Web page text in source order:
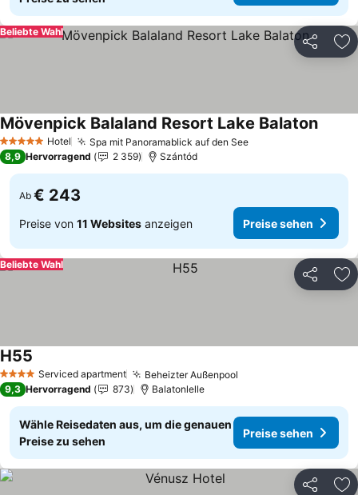
Teilen
Beliebte Wahl
5 Sterne Hotel Spa mit Panoramablick auf den SeePreise sehen
Mövenpick Balaland Resort Lake BalatonPreise
8,9 Hervorragend 2 359 Szántód
Ab € 243
Preise von 11 Websites anzeigen Preise sehen
Teilen
Beliebte Wahl
4 Sterne Serviced apartment Beheizter Außenpool
H55
9,3 Hervorragend 873 Balatonlelle
Wähle Reisedaten aus, um die genauen
Preise zu sehen
Preise sehen
Teilen